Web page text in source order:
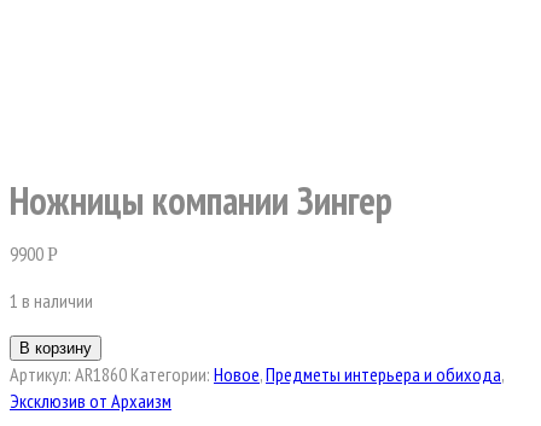
Ножницы компании Зингер
9900Р
1 в наличии
В корзину
Артикул: AR1860 Категории: Новое,Предметы интерьера и обихода,
Эксклюзив от Архаизм